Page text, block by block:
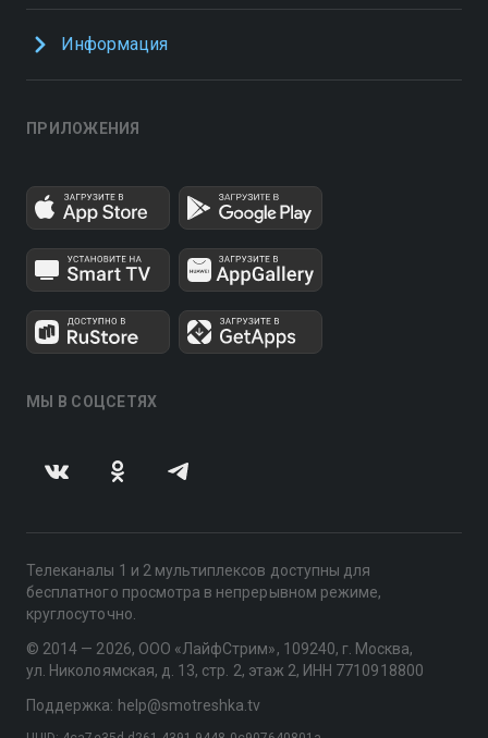
Информация
ПРИЛОЖЕНИЯ
МЫ В СОЦСЕТЯХ
Телеканалы 1 и 2 мультиплексов доступны для
бесплатного просмотра в непрерывном режиме,
круглосуточно.
© 2014 — 2026, ООО «ЛайфСтрим», 109240, г. Москва,
ул. Николоямская, д. 13, стр. 2, этаж 2, ИНН 7710918800
Поддержка: help@smotreshka.tv